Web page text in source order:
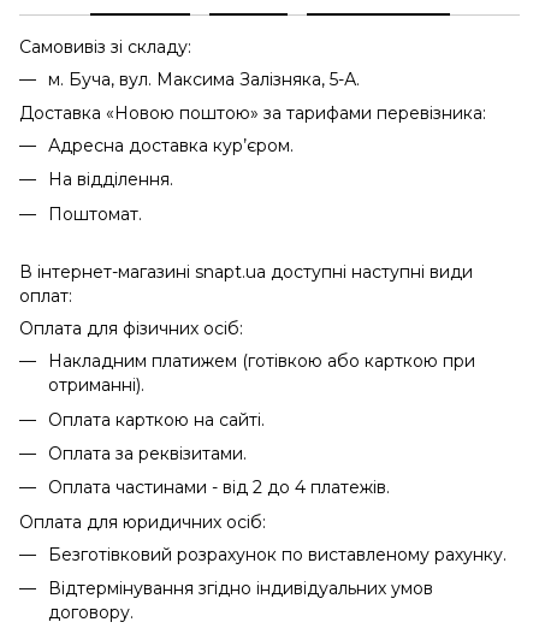
Самовивіз зі складу:
м. Буча, вул. Максима Залізняка, 5-А.
Доставка «Новою поштою» за тарифами перевізника:
Адресна доставка кур’єром.
На відділення.
Поштомат.
В інтернет-магазині snapt.ua доступні наступні види
оплат:
Оплата для фізичних осіб:
Накладним платижем (готівкою або карткою при
отриманні).
Оплата карткою на сайті.
Оплата за реквізитами.
Оплата частинами - від 2 до 4 платежів.
Оплата для юридичних осіб:
Безготівковий розрахунок по виставленому рахунку.
Відтермінування згідно індивідуальних умов
договору.